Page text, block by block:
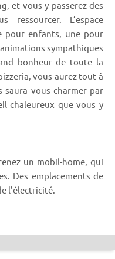
et vous y passerez des
L’espace
pour enfants, une pour
sympathiques
bonheur de toute la
vous aurez tout à
saura vous charmer par
chaleureux que vous y
un mobil-home, qui
Des emplacements de
l’électricité.